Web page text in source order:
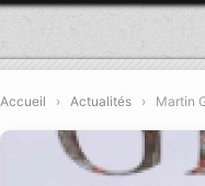
Accueil › Actualités › Martin